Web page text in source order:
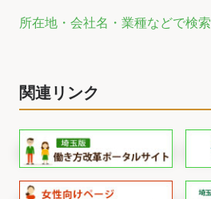
所在地・会社名・業種などで検索
関連リンク